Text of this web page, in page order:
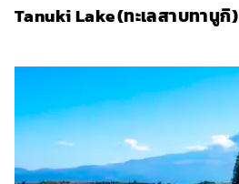
Tanuki Lake (ทะเลสาบทานูกิ)